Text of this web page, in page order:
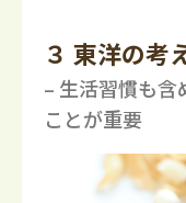
３ 東洋の考
– 生活習慣も
ことが重要